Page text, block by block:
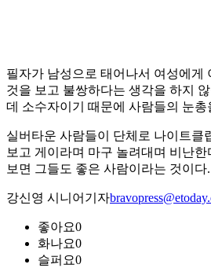
필자가 남성으로 태어나서 여성에게
것을 보고 불쌍하다는 생각을 하지
데 소수자이기 때문에 사람들의 눈
실버타운 사람들이 단체로 나이트클
보고 게이라며 마구 놀려대며 비난
보면 그들도 좋은 사람이라는 것이
강신영 시니어기자
좋아요0
화나요0
슬퍼요0